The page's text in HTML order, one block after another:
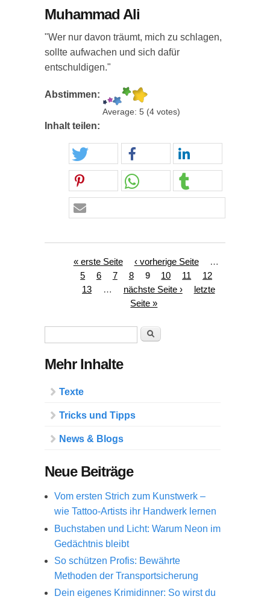
Muhammad Ali
"Wer nur davon träumt, mich zu schlagen,
sollte aufwachen und sich dafür
entschuldigen."
Abstimmen:
Average: 5 (4 votes)
Inhalt teilen:
Seiten« erste Seite ‹ vorherige Seite
…
5
6 7 8 9 10 11
12
13
… nächste Seite ›
letzte
Seite »
Suche
Mehr Inhalte
Texte
Tricks und Tipps
News & Blogs
Neue Beiträge
Vom ersten Strich zum Kunstwerk –
wie Tattoo-Artists ihr Handwerk lernen
Buchstaben und Licht: Warum Neon im
Gedächtnis bleibt
So schützen Profis: Bewährte
Methoden der Transportsicherung
Dein eigenes Krimidinner: So wirst du